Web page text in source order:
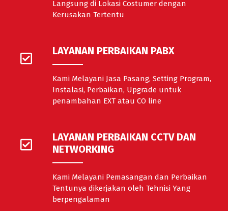
Langsung di Lokasi Costumer dengan
Kerusakan Tertentu
LAYANAN PERBAIKAN PABX
Kami Melayani Jasa Pasang, Setting Program,
Instalasi, Perbaikan, Upgrade untuk
penambahan EXT atau CO line
LAYANAN PERBAIKAN CCTV DAN
NETWORKING
Kami Melayani Pemasangan dan Perbaikan
Tentunya dikerjakan oleh Tehnisi Yang
berpengalaman